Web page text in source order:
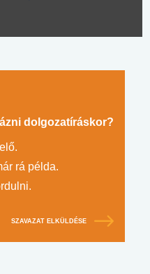
dolgozatíráskor?
rá példa.
SZAVAZAT ELKÜLDÉSE